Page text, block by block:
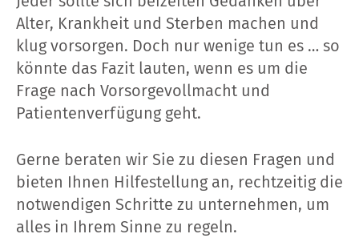
Alter, Krankheit und Sterben machen und
klug vorsorgen. Doch nur wenige tun es … so
könnte das Fazit lauten, wenn es um die
Frage nach Vorsorgevollmacht und
Patientenverfügung geht.
Gerne beraten wir Sie zu diesen Fragen und
bieten Ihnen Hilfestellung an, rechtzeitig die
notwendigen Schritte zu unternehmen, um
alles in Ihrem Sinne zu regeln.